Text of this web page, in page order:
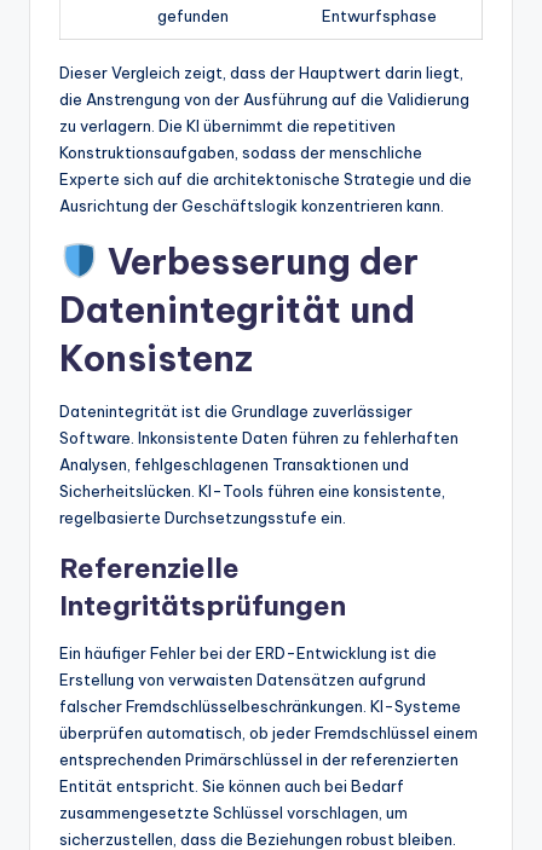
gefunden
Entwurfsphase
Dieser Vergleich zeigt, dass der Hauptwert darin liegt,
die Anstrengung von der Ausführung auf die Validierung
zu verlagern. Die KI übernimmt die repetitiven
Konstruktionsaufgaben, sodass der menschliche
Experte sich auf die architektonische Strategie und die
Ausrichtung der Geschäftslogik konzentrieren kann.
Verbesserung der
Datenintegrität und
Konsistenz
Datenintegrität ist die Grundlage zuverlässiger
Software. Inkonsistente Daten führen zu fehlerhaften
Analysen, fehlgeschlagenen Transaktionen und
Sicherheitslücken. KI-Tools führen eine konsistente,
regelbasierte Durchsetzungsstufe ein.
Referenzielle
Integritätsprüfungen
Ein häufiger Fehler bei der ERD-Entwicklung ist die
Erstellung von verwaisten Datensätzen aufgrund
falscher Fremdschlüsselbeschränkungen. KI-Systeme
überprüfen automatisch, ob jeder Fremdschlüssel einem
entsprechenden Primärschlüssel in der referenzierten
Entität entspricht. Sie können auch bei Bedarf
zusammengesetzte Schlüssel vorschlagen, um
sicherzustellen, dass die Beziehungen robust bleiben.